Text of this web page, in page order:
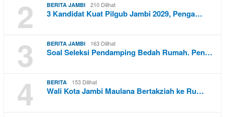
2 BERITA JAMBI 210 Dilihat
3 Kandidat Kuat Pilgub Jambi 2029, Penga…
3 BERITA JAMBI 163 Dilihat
Soal Seleksi Pendamping Bedah Rumah. Pen…
4 BERITA 153 Dilihat
Wali Kota Jambi Maulana Bertakziah ke Ru…